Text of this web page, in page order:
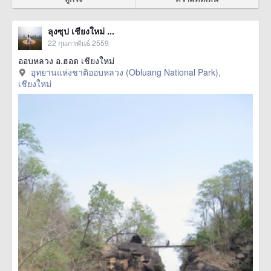
ลุงซุป เชียงใหม่ ...
22 กุมภาพันธ์ 2559
ออบหลวง อ.ฮอด เชียงใหม่
อุทยานแห่งชาติออบหลวง (Obluang National Park),
เชียงใหม่